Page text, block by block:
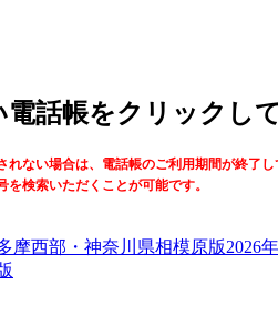
電話帳をクリックし
れない場合は、電話帳のご利用期間が終了し
検索いただくことが可能です。